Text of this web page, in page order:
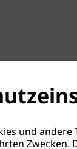
und andere
Zwecken.